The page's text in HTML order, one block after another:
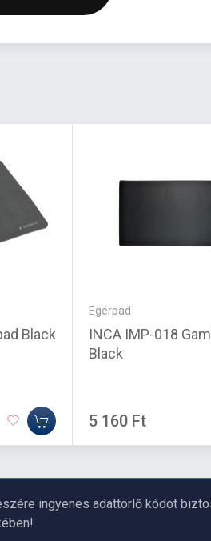
Black
Egérpad
INCA IMP-018
Black
5 160 Ft
ingyenes adattörlő kódot